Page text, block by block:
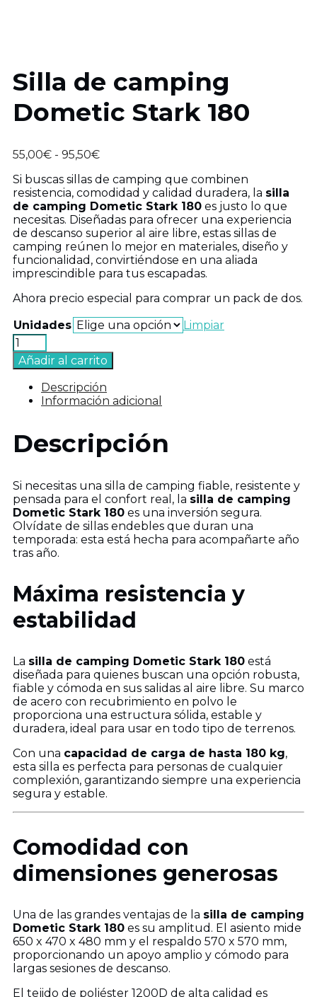
Silla de camping
Dometic Stark 180
55,00€ - 95,50€Rango
precios:
desde
55,00€
hasta
95,50€
Si buscas sillas de camping que combinen
resistencia, comodidad y calidad duradera, la silla
de camping Dometic Stark 180 es justo lo que
necesitas. Diseñadas para ofrecer una experiencia
de descanso superior al aire libre, estas sillas de
camping reúnen lo mejor en materiales, diseño y
funcionalidad, convirtiéndose en una aliada
imprescindible para tus escapadas.
Ahora precio especial para comprar un pack de dos.
Unidades
Limpiar
Silla
de
camping
Dometic
Stark
180
Añadir al carrito
Descripción
Información adicional
Descripción
Si necesitas una silla de camping fiable, resistente y
pensada para el confort real, la silla de camping
Dometic Stark 180 es una inversión segura.
Olvídate de sillas endebles que duran una
temporada: esta está hecha para acompañarte año
tras año.
Máxima resistencia y
estabilidad
La silla de camping Dometic Stark 180 está
diseñada para quienes buscan una opción robusta,
fiable y cómoda en sus salidas al aire libre. Su marco
de acero con recubrimiento en polvo le
proporciona una estructura sólida, estable y
duradera, ideal para usar en todo tipo de terrenos.
Con una capacidad de carga de hasta 180 kg,
esta silla es perfecta para personas de cualquier
complexión, garantizando siempre una experiencia
segura y estable.
Comodidad con
dimensiones generosas
Una de las grandes ventajas de la silla de camping
Dometic Stark 180 es su amplitud. El asiento mide
650 x 470 x 480 mm y el respaldo 570 x 570 mm,
proporcionando un apoyo amplio y cómodo para
largas sesiones de descanso.
El tejido de poliéster 1200D de alta calidad es